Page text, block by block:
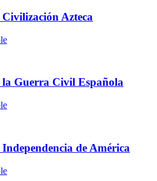
Azteca
Guerra Civil Española
de América